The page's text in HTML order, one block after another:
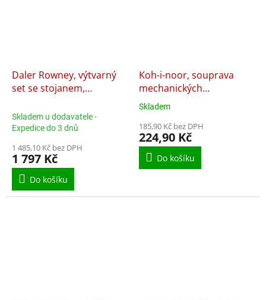
Daler Rowney, výtvarný
set se stojanem,
kusů
Skladem u dodavatele -
Expedice do 3 dnů
1 485,10 Kč bez DPH
1 797 Kč
Do košíku
Koh-i-noor, souprava
mechanických
pastelových tužek Scala
4012
Průměrné
produktu
je
5,0
Skladem
185,90 Kč bez DPH
224,90 Kč
Do košíku